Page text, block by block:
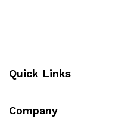
Quick Links
Company